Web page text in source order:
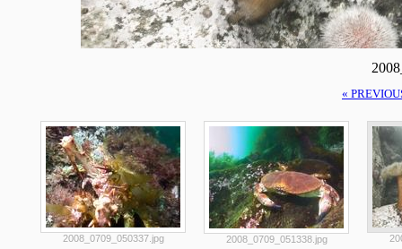
«
2008_0709_050337.jpg 2008_0709_051338.jpg